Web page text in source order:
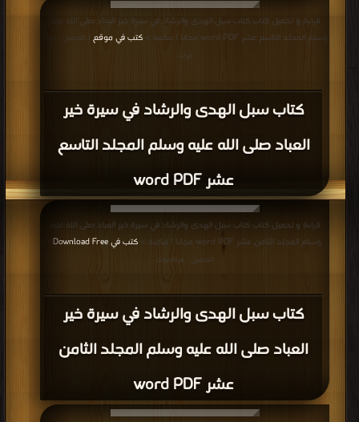
كتاب سبل الهدى والرشاد في سيرة خير
العباد صلى الله عليه وسلم المجلد التاسع
عشر word PDF
قراءة و تحميل كتاب كتاب سبل الهدى والرشاد في سيرة خير العباد صلى الله عليه
وسلم المجلد التاسع عشر word PDF مجانا | مكتبة >
كتب في موقع
| التحميل : مرة/
مرات
كتاب سبل الهدى والرشاد في سيرة خير
العباد صلى الله عليه وسلم المجلد الثامن
عشر word PDF
قراءة و تحميل كتاب كتاب سبل الهدى والرشاد في سيرة خير العباد صلى الله عليه
وسلم المجلد الثامن عشر word PDF مجانا | مكتبة >
كتب في Download Free
التحميل : مرة/مرات